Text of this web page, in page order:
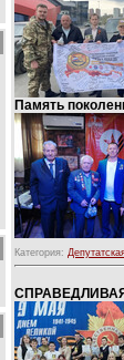
Память
Категория:
СПРАВЕДЛИВАЯ